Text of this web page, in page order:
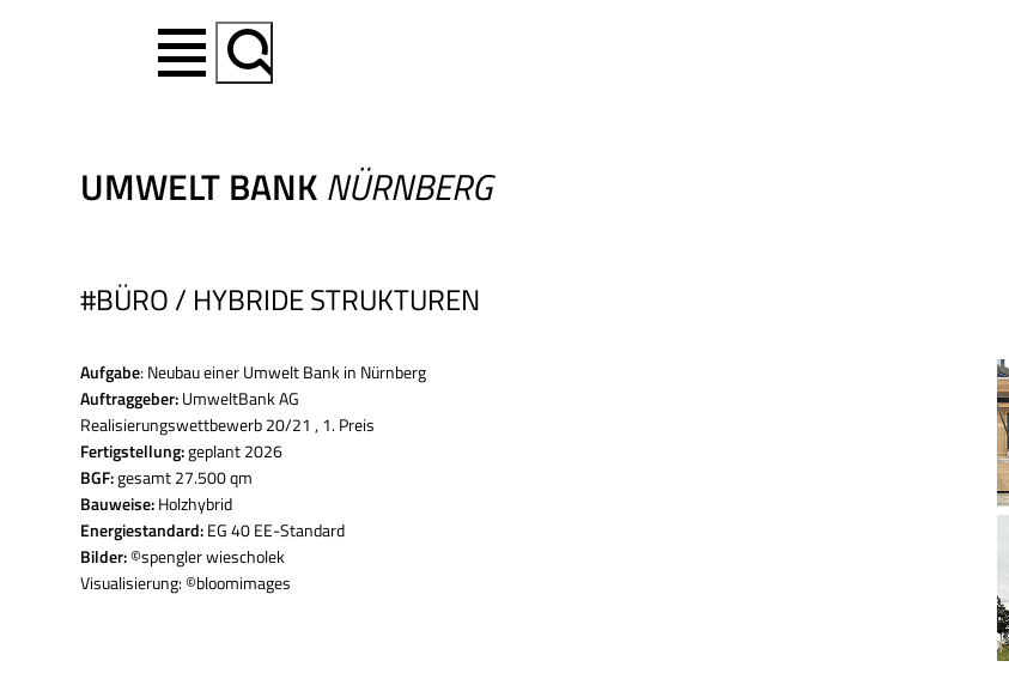
Suchen
UMWELT BANKNÜRNBERG
#BÜRO / HYBRIDE STRUKTUREN
Aufgabe: Neubau einer Umwelt Bank in Nürnberg
Auftraggeber:UmweltBank AG
Realisierungswettbewerb 20/21 , 1. Preis
Fertigstellung:geplant 2026
BGF:gesamt 27.500 qm
Bauweise:Holzhybrid
Energiestandard:EG 40 EE-Standard
Bilder:©spengler wiescholek
Visualisierung: ©bloomimages